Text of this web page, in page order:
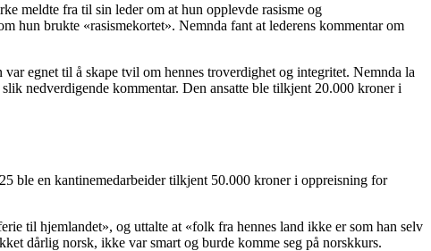
meldte fra til sin leder om at hun opplevde rasisme og
hun brukte «rasismekortet». Nemnda fant at lederens kommentar om
egnet til å skape tvil om hennes troverdighet og integritet. Nemnda la
nedverdigende kommentar. Den ansatte ble tilkjent 20.000 kroner i
ble en kantinemedarbeider tilkjent 50.000 kroner i oppreisning for
til hjemlandet», og uttalte at «folk fra hennes land ikke er som han selv
dårlig norsk, ikke var smart og burde komme seg på norskkurs.